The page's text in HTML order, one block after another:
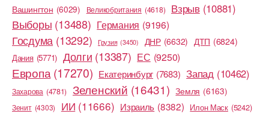
Вашингтон (6029) Великобритания (4618) Взрыв (10881)
Выборы (13488) Германия (9196)
Госдума (13292) Грузия (3450) ДНР (6632) ДТП (6824)
Дания (5771) Долги (13387) ЕС (9250)
Европа (17270) Екатеринбург (7683) Запад (10462)
Захарова (4781) Зеленский (16431) Земля (6163)
Зенит (4303) ИИ (11666) Израиль (8382) Илон Маск (5242)